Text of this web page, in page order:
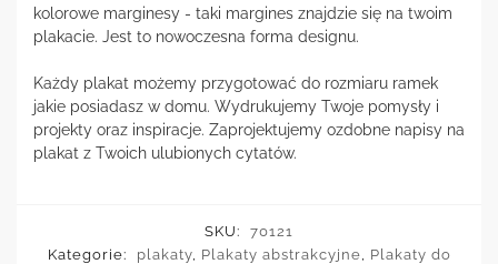
kolorowe marginesy - taki margines znajdzie się na twoim
plakacie. Jest to nowoczesna forma designu.
Każdy plakat możemy przygotować do rozmiaru ramek
jakie posiadasz w domu. Wydrukujemy Twoje pomysły i
projekty oraz inspiracje. Zaprojektujemy ozdobne napisy na
plakat z Twoich ulubionych cytatów.
SKU:
70121
Kategorie:
plakaty, Plakaty abstrakcyjne
Plakaty do